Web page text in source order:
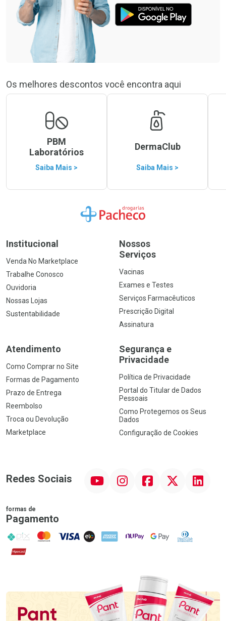
Os melhores descontos você encontra aqui
PBM
Laboratórios
Saiba Mais >
DermaClub
Saiba Mais >
Ir para a Home
Institucional
Venda No Marketplace
Trabalhe Conosco
Ouvidoria
Nossas Lojas
Sustentabilidade
Nossos
Serviços
Vacinas
Exames e Testes
Serviços Farmacêuticos
Prescrição Digital
Assinatura
Atendimento
Como Comprar no Site
Formas de Pagamento
Prazo de Entrega
Reembolso
Troca ou Devolução
Marketplace
Segurança e
Privacidade
Política de Privacidade
Portal do Titular de Dados
Pessoais
Como Protegemos os Seus
Dados
Configuração de Cookies
Redes Sociais InstagramFacebookTwitter Linkedin
formas de
Pagamento
PIX MasterCard
VISA ELO AMEX NuPay Google PayDiners Club
Hipercard